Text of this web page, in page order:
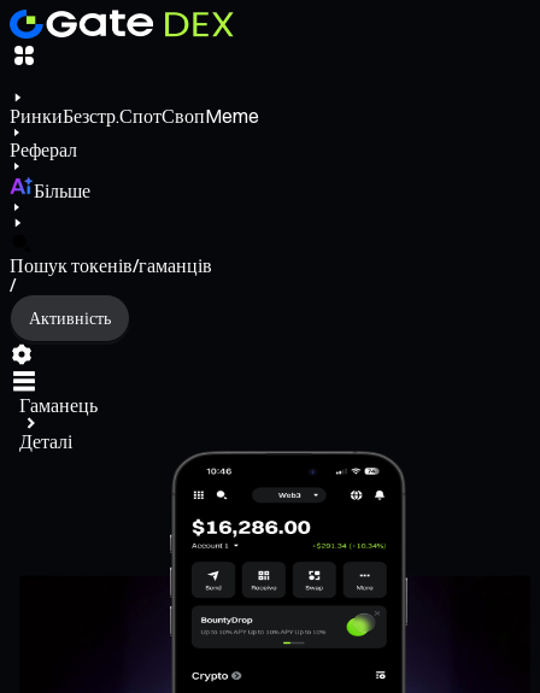
РинкиБезстр.СпотСвопMeme
Реферал
Більше
Пошук токенів/гаманців
/
Активність
Гаманець
Деталі